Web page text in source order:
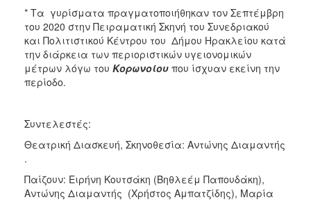
* Τα γυρίσματα πραγματοποιήθηκαν τον Σεπτέμβρη
του 2020 στην Πειραματική Σκηνή του Συνεδριακού
και Πολιτιστικού Κέντρου του Δήμου Ηρακλείου κατά
την διάρκεια των περιοριστικών υγειονομικών
μέτρων λόγω του Κορωνοίου που ίσχυαν εκείνη την
περίοδο.
Συντελεστές:
Θεατρική Διασκευή, Σκηνοθεσία: Αντώνης Διαμαντής
.
Παίζουν: Ειρήνη Κουτσάκη (Βηθλεέμ Παπουδάκη),
Αντώνης Διαμαντής (Χρήστος Αμπατζίδης), Μαρία